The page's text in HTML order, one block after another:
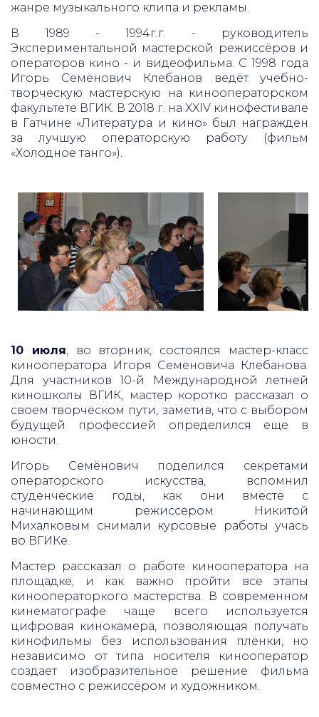
жанре музыкального клипа и рекламы.
В 1989 - 1994г.г. - руководитель
Экспериментальной мастерской режиссёров и
операторов кино - и видеофильма. С 1998 года
Игорь Семёнович Клебанов ведёт учебно-
творческую мастерскую на кинооператорском
факультете ВГИК. В 2018 г. на XXIV кинофестивале
в Гатчине «Литература и кино» был награжден
за лучшую операторскую работу (фильм
«Холодное танго»).
10 июля, во вторник, состоялся мастер-класс
кинооператора Игоря Семёновича Клебанова.
Для участников 10-й Международной летней
киношколы ВГИК, мастер коротко рассказал о
своем творческом пути, заметив, что с выбором
будущей профессией определился еще в
юности.
Игорь Семёнович поделился секретами
операторского искусства, вспомнил
студенческие годы, как они вместе с
начинающим режиссером Никитой
Михалковым снимали курсовые работы учась
во ВГИКе.
Мастер рассказал о работе кинооператора на
площадке, и как важно пройти все этапы
кинооператоркого мастерства. В современном
кинематографе чаще всего используется
цифровая кинокамера, позволяющая получать
кинофильмы без использования плёнки, но
независимо от типа носителя кинооператор
создает изобразительное решение фильма
совместно с режиссёром и художником.